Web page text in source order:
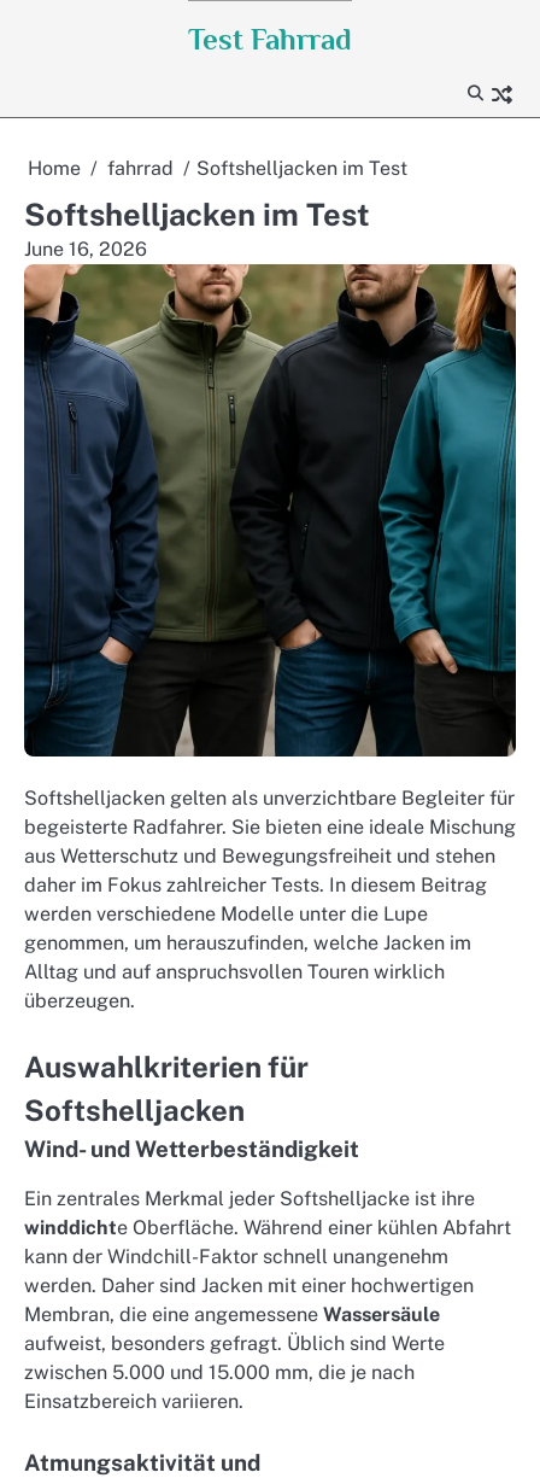
Test Fahrrad
Home fahrrad Softshelljacken im Test
Softshelljacken im Test
June 16, 2026
Softshelljacken gelten als unverzichtbare Begleiter für
begeisterte Radfahrer. Sie bieten eine ideale Mischung
aus Wetterschutz und Bewegungsfreiheit und stehen
daher im Fokus zahlreicher Tests. In diesem Beitrag
werden verschiedene Modelle unter die Lupe
genommen, um herauszufinden, welche Jacken im
Alltag und auf anspruchsvollen Touren wirklich
überzeugen.
Auswahlkriterien für
Softshelljacken
Wind- und Wetterbeständigkeit
Ein zentrales Merkmal jeder Softshelljacke ist ihre
winddichte Oberfläche. Während einer kühlen Abfahrt
kann der Windchill-Faktor schnell unangenehm
werden. Daher sind Jacken mit einer hochwertigen
Membran, die eine angemessene Wassersäule
aufweist, besonders gefragt. Üblich sind Werte
zwischen 5.000 und 15.000 mm, die je nach
Einsatzbereich variieren.
Atmungsaktivität und